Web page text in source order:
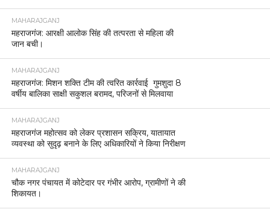
MAHARAJGANJ
महराजगंज: आरक्षी आलोक सिंह की तत्परता से महिला की
जान बची।
MAHARAJGANJ
महराजगंज: मिशन शक्ति टीम की त्वरित कार्रवाई गुमशुदा 8
वर्षीय बालिका साक्षी सकुशल बरामद, परिजनों से मिलवाया
MAHARAJGANJ
महराजगंज महोत्सव को लेकर प्रशासन सक्रिय, यातायात
व्यवस्था को सुदृढ़ बनाने के लिए अधिकारियों ने किया निरीक्षण
MAHARAJGANJ
चौक नगर पंचायत में कोटेदार पर गंभीर आरोप, ग्रामीणों ने की
शिकायत।